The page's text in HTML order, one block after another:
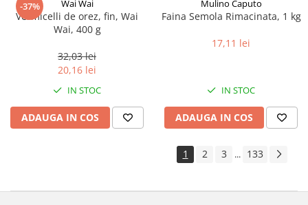
-37% Wai Wai
Vermicelli de orez, fin, Wai
Wai, 400 g
32,03 lei
20,16 lei
IN STOC
ADAUGA IN COS
Mulino Caputo
Faina Semola Rimacinata, 1 kg
17,11 lei
IN STOC
ADAUGA IN COS
1 2 3 ... 133